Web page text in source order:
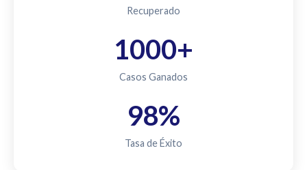
Recuperado
1000+
Casos Ganados
98%
Tasa de Éxito